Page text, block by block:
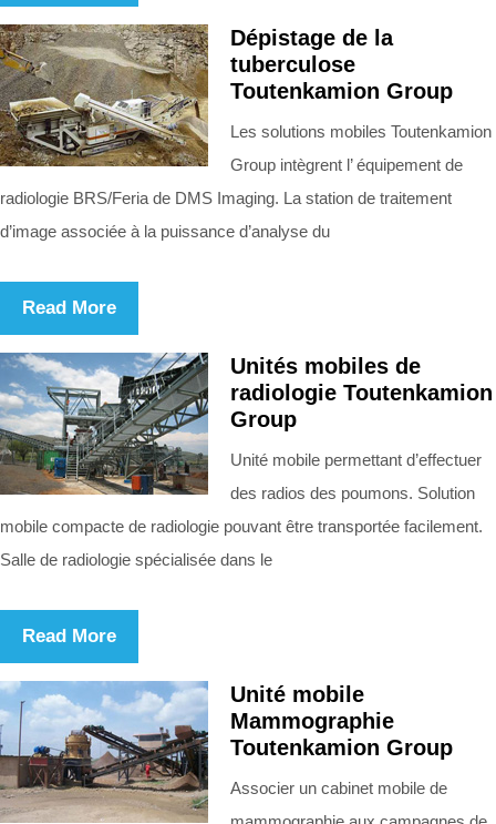
Dépistage de la
tuberculose
Toutenkamion Group
Les solutions mobiles Toutenkamion
Group intègrent l’ équipement de
radiologie BRS/Feria de DMS Imaging. La station de traitement
d’image associée à la puissance d’analyse du
Read More
Unités mobiles de
radiologie Toutenkamion
Group
Unité mobile permettant d’effectuer
des radios des poumons. Solution
mobile compacte de radiologie pouvant être transportée facilement.
Salle de radiologie spécialisée dans le
Read More
Unité mobile
Mammographie
Toutenkamion Group
Associer un cabinet mobile de